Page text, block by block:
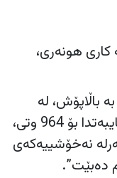
هونەری،
باڵاپۆش، لە
رێورەسمی سێ رۆژەی ماڵئاوایی موزیسیان توانا فەرەج لە لێدوانێکی تایبەتدا بۆ 964 وتی،
نەخۆشییەکەی
دەبێت”.